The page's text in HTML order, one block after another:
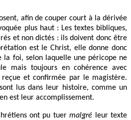
afin de couper court à la dérivée
plus haut : Les textes bibliques,
et non dictés : ils doivent donc être
est le Christ, elle donne donc
la foi, selon laquelle une péricope ne
mais toujours en cohérence avec
reçue et confirmée par le magistère.
lus dans leur histoire, comme un
est leur accomplissement.
ont pu tuermalgré leur texte